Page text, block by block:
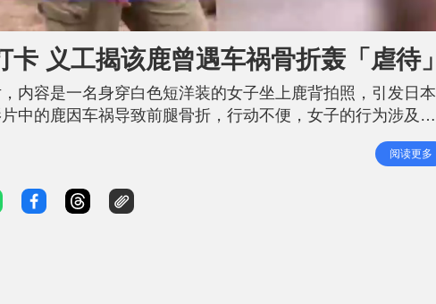
义工揭该鹿曾遇车祸骨折轰「虐待」
内容是一名身穿白色短洋装的女子坐上鹿背拍照，引发日本
中的鹿因车祸导致前腿骨折，行动不便，女子的行为涉及虐
大牯牛山「烧山」取暖 12人被处罚 影片中，涉事长发女子身
照。该鹿试图避开，但女子追着鹿转了一圈尝试第二次坐
阅读更多